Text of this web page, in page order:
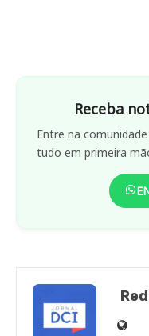
Receba
Entre na
tudo em primeira
Site